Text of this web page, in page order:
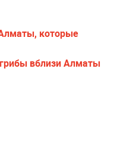
которые
вблизи Алматы